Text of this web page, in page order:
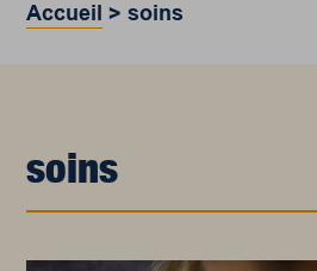
Accueil >soins
soins